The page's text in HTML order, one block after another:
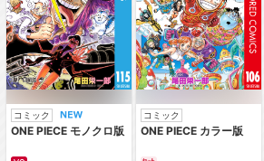
コミック
ONE PIECE モノクロ版
コミック
ONE PIECE カラー版